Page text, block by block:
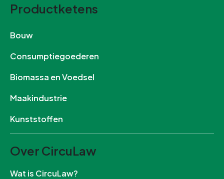
Productketens
Bouw
Consumptiegoederen
Biomassa en Voedsel
Maakindustrie
Kunststoffen
Over CircuLaw
Wat is CircuLaw?